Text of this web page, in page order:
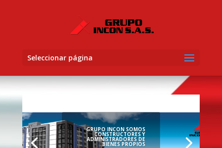
Seleccionar página
GRUPO INCON SOMOS
CONSTRUCTORES Y
ADMINISTRADORES DE
BIENES PROPIOS